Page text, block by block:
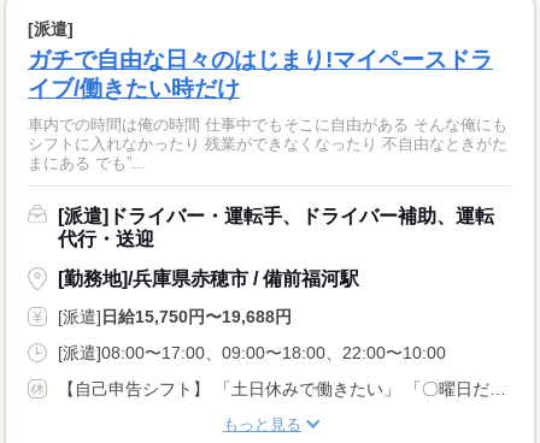
[派遣]
ガチで自由な日々のはじまり!マイペースドラ
イブ/働きたい時だけ
車内での時間は俺の時間 仕事中でもそこに自由がある そんな俺にも
シフトに入れなかったり 残業ができなくなったり 不自由なときがた
まにある でも”...
[派遣]ドライバー・運転手、ドライバー補助、運転
代行・送迎
[勤務地]/兵庫県赤穂市 / 備前福河駅
[派遣] 日給15,750円〜19,688円
[派遣]08:00〜17:00、09:00〜18:00、22:00〜10:00
【自己申告シフト】 「土日休みで働きたい」 「〇曜日だけ働きたい」 働きたい日は事前に選べます。 お休み希望の曜日・時間についても 面談の際に教えてくださいね。 ※こちらは中型以上のお仕事の例です
もっと見る